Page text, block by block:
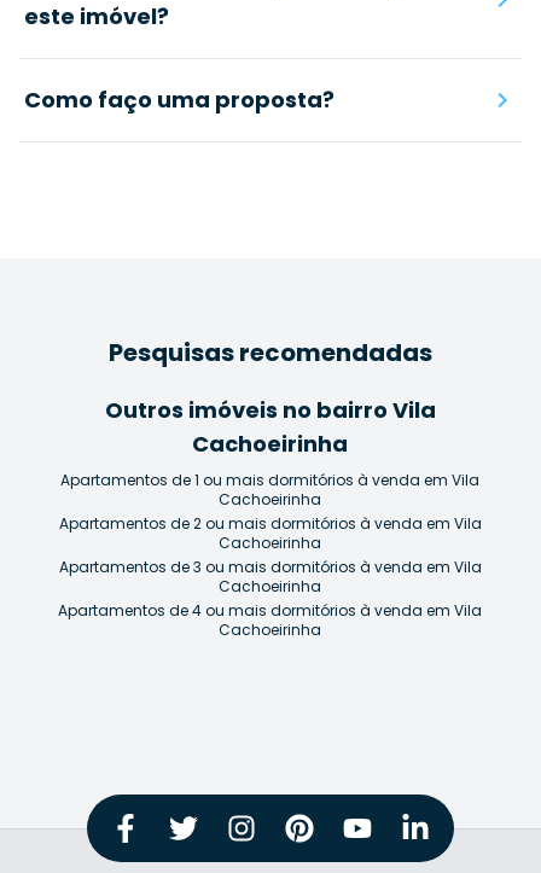
este imóvel?
Como faço uma proposta?
Pesquisas recomendadas
Outros imóveis no bairro Vila
Cachoeirinha
Apartamentos de 1 ou mais dormitórios à venda em Vila
Cachoeirinha
Apartamentos de 2 ou mais dormitórios à venda em Vila
Cachoeirinha
Apartamentos de 3 ou mais dormitórios à venda em Vila
Cachoeirinha
Apartamentos de 4 ou mais dormitórios à venda em Vila
Cachoeirinha